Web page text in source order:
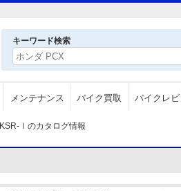
キーワード検索
メンテナンス バイク買取 バイクレビ
KSR-Ⅰのカタログ情報